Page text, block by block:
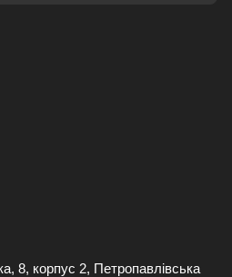
8, корпус 2, Петропавлівська